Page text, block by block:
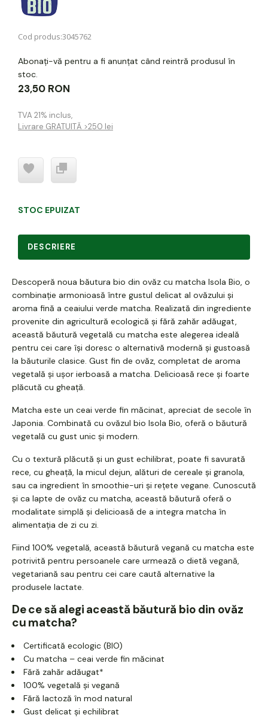
Cod produs:3045762
Abonați-vă pentru a fi anunțat când reintră produsul în
stoc.
23,50 RON
TVA 21% inclus,
Livrare GRATUITĂ >250 lei
STOC EPUIZAT
DESCRIERE
Descoperă noua băutura bio din ovăz cu matcha Isola Bio, o
combinație armonioasă între gustul delicat al ovăzului și
aroma fină a ceaiului verde matcha. Realizată din ingrediente
provenite din agricultură ecologică și fără zahăr adăugat,
această băutură vegetală cu matcha este alegerea ideală
pentru cei care își doresc o alternativă modernă și gustoasă
la băuturile clasice. Gust fin de ovăz, completat de aroma
vegetală și ușor ierboasă a matcha. Delicioasă rece și foarte
plăcută cu gheață.
Matcha este un ceai verde fin măcinat, apreciat de secole în
Japonia. Combinată cu ovăzul bio Isola Bio, oferă o băutură
vegetală cu gust unic și modern.
Cu o textură plăcută și un gust echilibrat, poate fi savurată
rece, cu gheață, la micul dejun, alături de cereale și granola,
sau ca ingredient în smoothie-uri și rețete vegane. Cunoscută
și ca lapte de ovăz cu matcha, această băutură oferă o
modalitate simplă și delicioasă de a integra matcha în
alimentația de zi cu zi.
Fiind 100% vegetală, această băutură vegană cu matcha este
potrivită pentru persoanele care urmează o dietă vegană,
vegetariană sau pentru cei care caută alternative la
produsele lactate.
De ce să alegi această băutură bio din ovăz
cu matcha?
Certificată ecologic (BIO)
Cu matcha – ceai verde fin măcinat
Fără zahăr adăugat*
100% vegetală și vegană
Fără lactoză în mod natural
Gust delicat și echilibrat